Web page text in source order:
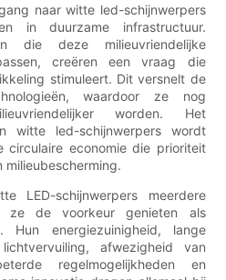
naar witte led-schijnwerpers
in duurzame infrastructuur.
die deze milieuvriendelijke
creëren een vraag die
stimuleert. Dit versnelt de
waardoor ze nog
worden. Het
witte led-schijnwerpers wordt
circulaire economie die prioriteit
LED-schijnwerpers meerdere
ze de voorkeur genieten als
Hun energiezuinigheid, lange
afwezigheid van
regelmogelijkheden en